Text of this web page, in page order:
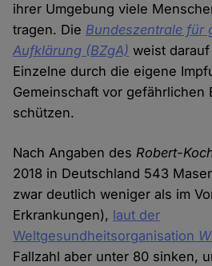
ihrer Umgebung viele
tragen. Die Bundeszentrale für
Aufklärung (BZgA) weist
Einzelne durch die eigene
Gemeinschaft vor gefährlichen
schützen.
Nach Angaben desRobert-
2018 in Deutschland 543
zwar deutlich weniger als im
Erkrankungen), laut der
Weltgesundheitsorganisation
Fallzahl aber unter 80 sinken,